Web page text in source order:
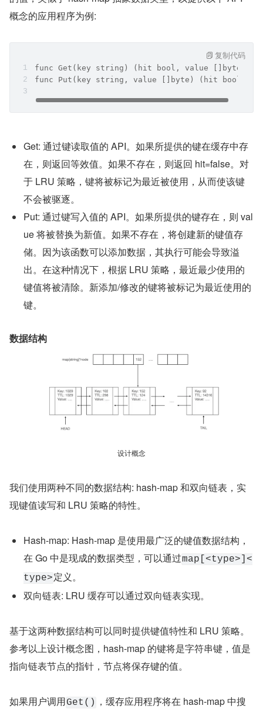
概念的应用程序为例:
func Get(key string) (hit bool, value []byte)
func Put(key string, value []byte) (hit bool)
复制代码
Get: 通过键读取值的 API。如果所提供的键在缓存中存
在，则返回等效值。如果不存在，则返回 hit=false。对
于 LRU 策略，键将被标记为最近被使用，从而使该键
不会被驱逐。
Put: 通过键写入值的 API。如果所提供的键存在，则 val
ue 将被替换为新值。如果不存在，将创建新的键值存
储。因为该函数可以添加数据，其执行可能会导致溢
出。在这种情况下，根据 LRU 策略，最近最少使用的
键值将被清除。新添加/修改的键将被标记为最近使用的
键。
数据结构
设计概念
我们使用两种不同的数据结构: hash-map 和双向链表，实
现键值读写和 LRU 策略的特性。
Hash-map: Hash-map 是使用最广泛的键值数据结构，
在 Go 中是现成的数据类型，可以通过map[<type>]<
type>定义。
双向链表: LRU 缓存可以通过双向链表实现。
基于这两种数据结构可以同时提供键值特性和 LRU 策略。
参考以上设计概念图，hash-map 的键将是字符串键，值是
指向链表节点的指针，节点将保存键的值。
如果用户调用Get()
，缓存应用程序将在 hash-map 中搜